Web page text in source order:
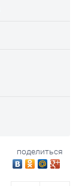
поделиться